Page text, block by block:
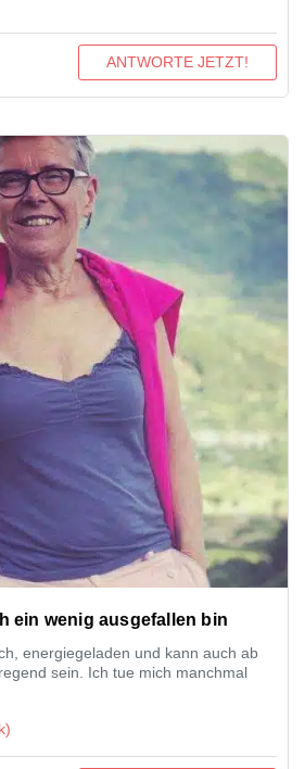
ANTWORTE JETZT!
ein wenig ausgefallen bin
energiegeladen und kann auch ab
sein. Ich tue mich manchmal